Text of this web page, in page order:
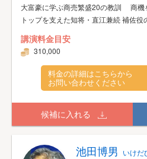
大富豪に学ぶ商売繁盛20の教訓 商機
トップを支えた知将・直江兼続 補佐役
講演料金目安
310,000
料金の詳細はこちらから
お問い合わせください
候補に入れる
池田博男 いけだ